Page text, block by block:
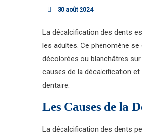
30 août 2024
La décalcification des dents
les adultes. Ce phénomène
décolorées ou blanchâtres
causes de la décalcification
dentaire.
Les Causes de la
La décalcification des dents